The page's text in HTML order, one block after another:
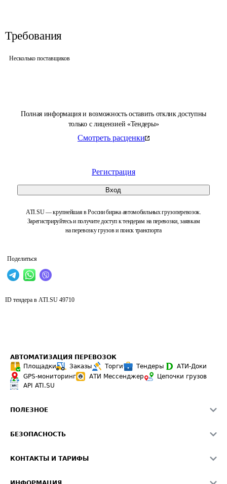
Полная информация и возможность оставить отклик доступны
только с лицензией «Тендеры»
Смотреть расценки
Регистрация
Вход
ATI.SU — крупнейшая в России биржа автомобильных грузоперевозок.
Зарегистрируйтесь и получите доступ к тендерам на перевозки, заявкам
на перевозку грузов и поиск транспорта
Поделиться
Требования
Несколько поставщиков
ID тендера в ATI.SU 49710
АВТОМАТИЗАЦИЯ ПЕРЕВОЗОК
Площадки
Заказы Торги Тендеры
АТИ-Доки
GPS-мониторинг
АТИ Мессенджер
Цепочки грузов
API ATI.SU
ПОЛЕЗНОЕ
Звезды ATI.SU на вашем сайте
БЕЗОПАСНОСТЬ
Светофор+
КОНТАКТЫ И ТАРИФЫ